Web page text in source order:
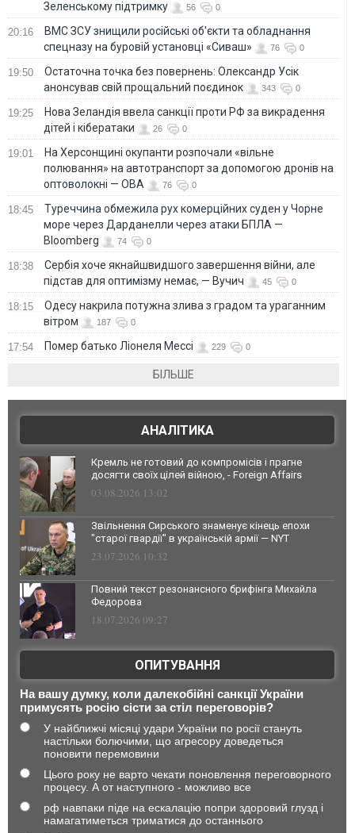
Зеленському підтримку 56 0
20:16
ВМС ЗСУ знищили російські об'єкти та обладнання
спецназу на буровій установці «Сиваш»
76 0
19:50
Остаточна точка без повернень: Олександр Усік
анонсував свій прощальний поєдинок
343 0
19:25
Нова Зеландія ввела санкції проти РФ за викрадення
дітей і кібератаки
26 0
19:01
На Херсонщині окупанти розпочали «вільне
полювання» на автотранспорт за допомогою дронів на
оптоволокні — ОВА
76 0
18:45
Туреччина обмежила рух комерційних суден у Чорне
море через Дарданелли через атаки БПЛА —
Bloomberg
74 0
18:38
Сербія хоче якнайшвидшого завершення війни, але
підстав для оптимізму немає, — Вучич
45 0
18:15
Одесу накрила потужна злива з градом та ураганним
вітром
187 0
17:54 Помер батько Ліонеля Мессі 229 0
БІЛЬШЕ
АНАЛІТИКА
Кремль не готовий до компромісів і прагне
досягти своїх цілей війною, - Foreign Affairs
03.08.2026 13:02
Звільнення Сирського знаменує кінець епохи
"старої гвардії" в українській армії — NYT
23.07.2026 10:32
Повний текст резонансного брифінга Михайла
Федорова
18.07.2026 09:27
ОПИТУВАННЯ
На вашу думку, коли далекобійні санкції України
примусять росію сісти за стіл переговорів?
У найближчі місяці удари України по росії стануть
настільки болючими, що агресору доведеться
поновити перемовини
Цього року не варто чекати поновлення переговорного
процесу. А от наступного - можливо все
рф навпаки піде на ескалацію попри здоровий глузд і
намагатиметься триматися до останнього